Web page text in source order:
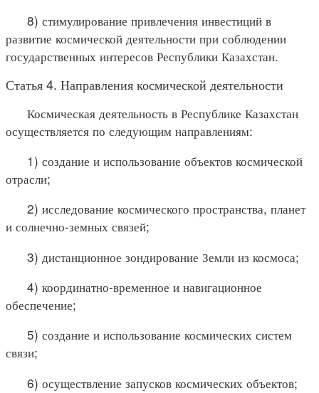
8) стимулирование привлечения инвестиций в
развитие космической деятельности при соблюдении
государственных интересов Республики Казахстан.
Статья 4. Направления космической деятельности
Космическая деятельность в Республике Казахстан
осуществляется по следующим направлениям:
1) создание и использование объектов космической
отрасли;
2) исследование космического пространства, планет
и солнечно-земных связей;
3) дистанционное зондирование Земли из космоса;
4) координатно-временное и навигационное
обеспечение;
5) создание и использование космических систем
связи;
6) осуществление запусков космических объектов;